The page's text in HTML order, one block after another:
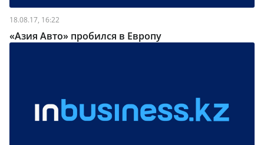
18.08.17, 16:22
«Азия Авто» пробился в Европу